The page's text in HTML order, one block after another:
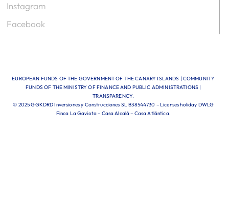
Instagram
Facebook
EUROPEAN FUNDS OF THE GOVERNMENT OF THE CANARY ISLANDS | COMMUNITY
FUNDS OF THE MINISTRY OF FINANCE AND PUBLIC ADMINISTRATIONS |
TRANSPARENCY.
© 2025 GGKDRD Inversiones y Construcciones SL B38544730 – Licenses holiday DWLG
Finca La Gaviota – Casa Alcalá – Casa Atlántica.